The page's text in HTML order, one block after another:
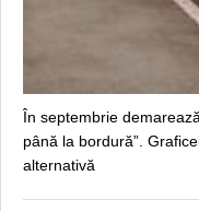
În septembrie
până la bordură”.
alternativă